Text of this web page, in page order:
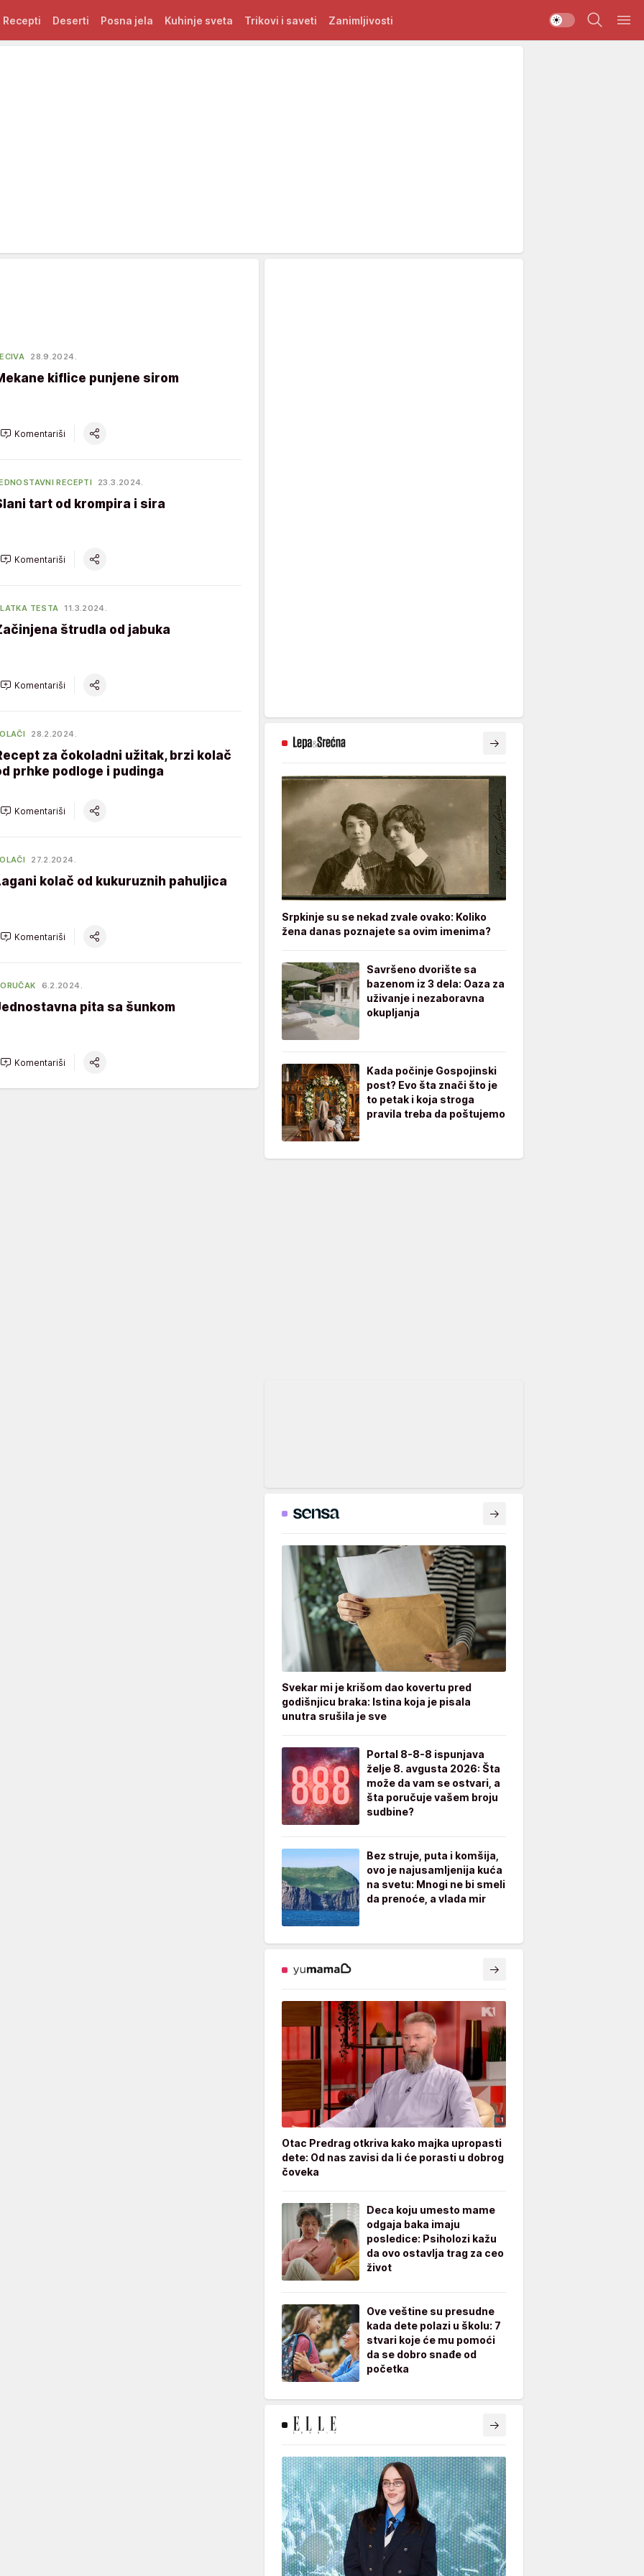
Recepti Deserti Posna jela Kuhinje sveta Trikovi i saveti Zanimljivosti
28.9.2024.
kiflice punjene sirom
Komentariši
RECEPTI 23.3.2024.
tart od krompira i sira
Komentariši
TESTA 11.3.2024.
štrudla od jabuka
Komentariši
28.2.2024.
za čokoladni užitak, brzi kolač
prhke podloge i pudinga
Komentariši
27.2.2024.
kolač od kukuruznih pahuljica
Komentariši
6.2.2024.
pita sa šunkom
Komentariši
Srpkinje su se nekad zvale ovako: Koliko
žena danas poznajete sa ovim imenima?
Savršeno dvorište sa
bazenom iz 3 dela: Oaza za
uživanje i nezaboravna
okupljanja
Kada počinje Gospojinski
post? Evo šta znači što je
to petak i koja stroga
pravila treba da poštujemo
Svekar mi je krišom dao kovertu pred
godišnjicu braka: Istina koja je pisala
unutra srušila je sve
Portal 8-8-8 ispunjava
želje 8. avgusta 2026: Šta
može da vam se ostvari, a
šta poručuje vašem broju
sudbine?
Bez struje, puta i komšija,
ovo je najusamljenija kuća
na svetu: Mnogi ne bi smeli
da prenoće, a vlada mir
Otac Predrag otkriva kako majka upropasti
dete: Od nas zavisi da li će porasti u dobrog
čoveka
Deca koju umesto mame
odgaja baka imaju
posledice: Psiholozi kažu
da ovo ostavlja trag za ceo
život
Ove veštine su presudne
kada dete polazi u školu: 7
stvari koje će mu pomoći
da se dobro snađe od
početka